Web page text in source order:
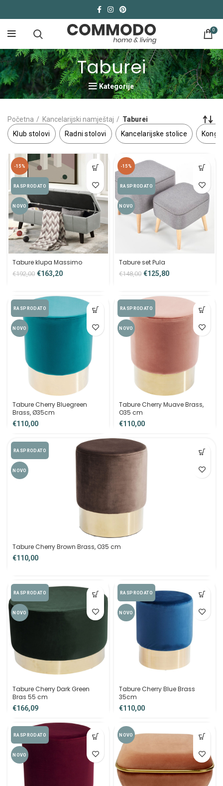
0
Taburei
Kategorije
Početna Kancelarijski namještaj
Taburei
Klub stolovi
Radni stolovi Kancelarijske stolice
-15%
RASPRODATO
NOVO
Tabure klupa Massimo
€192,00 €163,20
-15%
RASPRODATO
NOVO
Tabure set Pula
€148,00 €125,80
RASPRODATO
NOVO
Tabure Cherry Bluegreen
Brass, Ø35cm
€
RASPRODATO
NOVO
Tabure Cherry Muave Brass,
O35 cm
€
RASPRODATO
NOVO
Tabure Cherry Brown Brass, O35 cm
€
RASPRODATO
NOVO
Tabure Cherry Dark Green
Bras 55 cm
€
RASPRODATO
NOVO
Tabure Cherry Blue Brass
35cm
€
RASPRODATO
NOVO
NOVO